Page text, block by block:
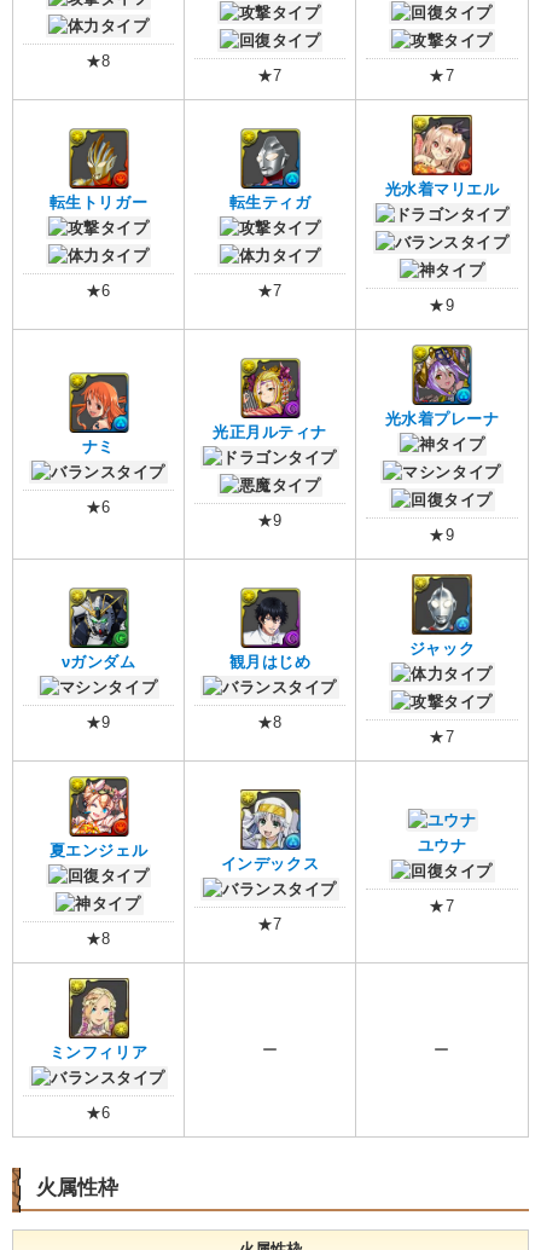
★8
★7 ★7
転生トリガー
★6
転生ティガ
★7
光水着マリエル
★9
ナミ
★6
光正月ルティナ
★9
光水着プレーナ
★9
νガンダム
★9
観月はじめ
★8
ジャック
★7
夏エンジェル
★8
インデックス
★7
ユウナ
★7
ミンフィリア
★6
ー ー
火属性枠